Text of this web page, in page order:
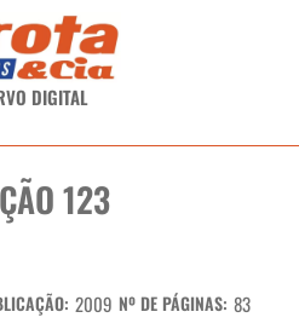
DIGITAL
123
2009 Nº DE PÁGINAS: 83